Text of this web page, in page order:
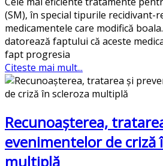
(SM), în special tipurile recidivant-
medicamentele care modifică
datorează faptului că aceste
fapt progresia
Citeste mai mult...
Recunoașterea,
evenimentelor de criză
multiplă